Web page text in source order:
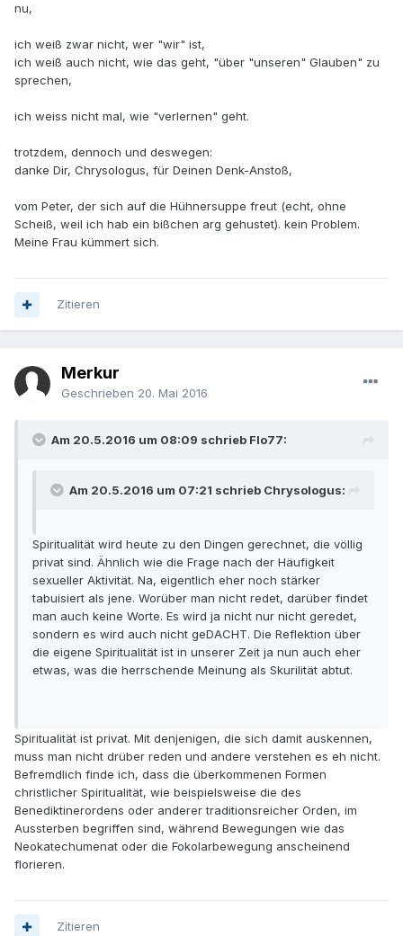
nu,
ich weiß zwar nicht, wer "wir" ist,
ich weiß auch nicht, wie das geht, "über "unseren" Glauben" zu
sprechen,
ich weiss nicht mal, wie "verlernen" geht.
trotzdem, dennoch und deswegen:
danke Dir, Chrysologus, für Deinen Denk-Anstoß,
vom Peter, der sich auf die Hühnersuppe freut (echt, ohne
Scheiß, weil ich hab ein bißchen arg gehustet). kein Problem.
Meine Frau kümmert sich.
Zitieren
Merkur
Geschrieben 20. Mai 2016
Am 20.5.2016 um 08:09 schrieb Flo77:
Am 20.5.2016 um 07:21 schrieb Chrysologus:
Spiritualität wird heute zu den Dingen gerechnet, die völlig
privat sind. Ähnlich wie die Frage nach der Häufigkeit
sexueller Aktivität. Na, eigentlich eher noch stärker
tabuisiert als jene. Worüber man nicht redet, darüber findet
man auch keine Worte. Es wird ja nicht nur nicht geredet,
sondern es wird auch nicht geDACHT. Die Reflektion über
die eigene Spiritualität ist in unserer Zeit ja nun auch eher
etwas, was die herrschende Meinung als Skurilität abtut.
Spiritualität ist privat. Mit denjenigen, die sich damit auskennen,
muss man nicht drüber reden und andere verstehen es eh nicht.
Befremdlich finde ich, dass die überkommenen Formen
christlicher Spiritualität, wie beispielsweise die des
Benediktinerordens oder anderer traditionsreicher Orden, im
Aussterben begriffen sind, während Bewegungen wie das
Neokatechumenat oder die Fokolarbewegung anscheinend
florieren.
Zitieren